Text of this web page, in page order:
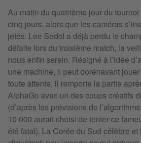
Au matin du quatrième jour du
cinq jours, alors que les caméras
jetés: Lee Sedol a déjà perdu le
défaite lors du troisième match, la
nous enfin serein. Résigné à l’idée
une machine, il peut dorénavant
toute attente, il remporte la partie
AlphaGo avec un des coups créatifs
(d’après les prévisions de
10 000 aurait choisi de tenter ce
été fatal). La Corée du Sud célèbre